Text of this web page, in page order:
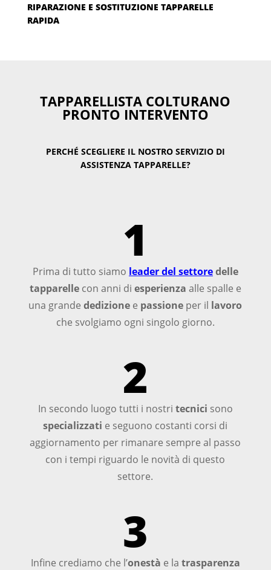
RIPARAZIONE E SOSTITUZIONE TAPPARELLE
RAPIDA
TAPPARELLISTA COLTURANO
PRONTO INTERVENTO
PERCHÉ SCEGLIERE IL NOSTRO SERVIZIO DI
ASSISTENZA TAPPARELLE?
1
Prima di tutto siamo leader del settoredelle
tapparellecon anni di esperienza alle spalle e
una grandededizione e passione per il lavoro
che svolgiamo ogni singolo giorno.
2
In secondo luogo tutti i nostri tecnici sono
specializzati e seguono costanti corsi di
aggiornamento per rimanare sempre al passo
con i tempi riguardo le novità di questo
settore.
3
Infine crediamo che l’onestà e la trasparenza